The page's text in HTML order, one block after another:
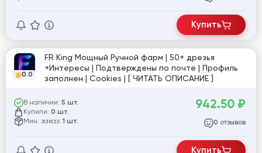
Купить
0.0
FR King Мощный Ручной фарм | 50+ дрезья
+Интересы | Подтверждены по почте | Профиль
заполнен | Cookies | [ ЧИТАТЬ ОПИСАНИЕ ]
В наличии: 5 шт.
Купили: 0 шт.
Мин. заказ: 1 шт.
942.50 ₽
0 отзывов
Купить